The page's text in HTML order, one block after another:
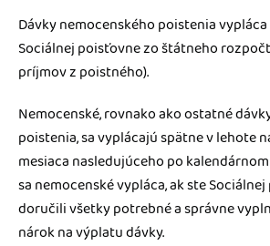
Dávky nemocenského poistenia
Sociálnej poisťovne zo štátneho
príjmov z poistného).
Nemocenské, rovnako ako ostatné
poistenia, sa vyplácajú spätne v lehote
mesiaca nasledujúceho po
sa nemocenské vypláca, ak ste
doručili všetky potrebné a správne
nárok na výplatu dávky.